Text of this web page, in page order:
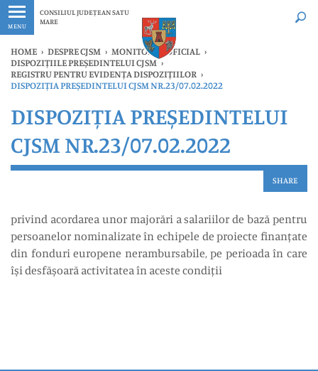
MENU
CONSILIUL JUDEȚEAN SATU
MARE
Ultimele
HOME › DESPRE CJSM › MONITORUL OFICIAL ›
DISPOZIȚIILE PREȘEDINTELUI CJSM ›
REGISTRU PENTRU EVIDENȚA DISPOZIȚIILOR ›
DISPOZIȚIA PREȘEDINTELUI CJSM NR.23/07.02.2022
DISPOZIȚIA PREȘEDINTELUI
CJSM NR.23/07.02.2022
SHARE
privind acordarea unor majorări a salariilor de bază pentru
persoanelor nominalizate în echipele de proiecte finanțate
din fonduri europene nerambursabile, pe perioada în care
își desfășoară activitatea în aceste condiții